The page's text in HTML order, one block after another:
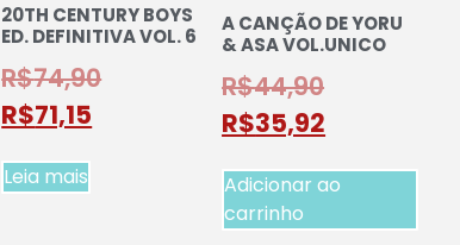
20TH CENTURY BOYS
ED. DEFINITIVA VOL. 6
R$74,90
R$71,15
Leia mais
A CANÇÃO DE YORU
& ASA VOL.UNICO
R$44,90
R$35,92
Adicionar ao
carrinho